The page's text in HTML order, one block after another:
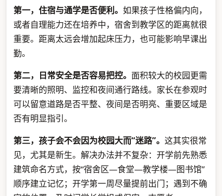
第一，住宿与通学是否便利。 如果孩子性格偏内向，
或者自理能力还在培养中，宿舍到教学区的距离就很
重要。距离太远会增加起床压力，也可能影响早课出
勤。
第二，日常安全是否容易把控。 面积较大的校园更需
要清晰的照明、监控和夜间通行路线。家长在参观时
可以留意道路是否平整、夜间是否明亮、重要区域是
否有明显指引。
第三，孩子会不会因为校园大而“迷路”。 这其实很常
见，尤其是新生。解决办法并不复杂：开学前先熟悉
建筑命名方式，按“宿舍区—食堂—教学楼—图书馆”
顺序建立记忆；开学第一周尽量提前出门；遇到不确